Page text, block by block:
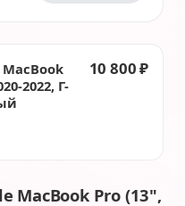
2022, Г-
10 800 ₽
MacBook Pro (13",